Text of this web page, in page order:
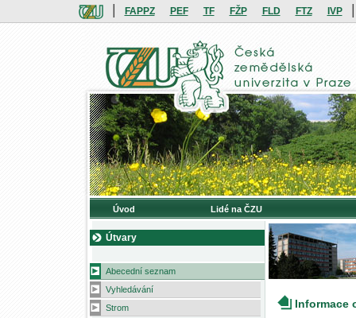
FAPPZ PEF TF FŽP FLD FTZ IVP
Úvod Lidé na ČZU
Útvary
Abecední seznam
Vyhledávání
Strom
Informace